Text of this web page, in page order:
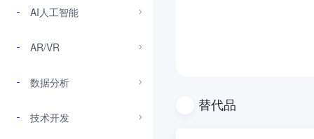
AI人工智能
AR/VR
数据分析
技术开发
替代品